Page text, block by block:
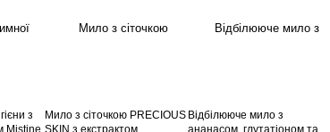
з
Mistine
Мило з сіточкою PRECIOUS
SKIN з екстрактом
Відбілююче мило з
ананасом, глутатіоном та